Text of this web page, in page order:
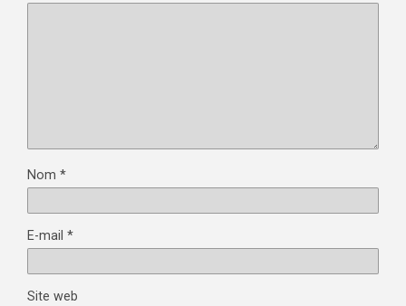
Nom *
E-mail *
Site web